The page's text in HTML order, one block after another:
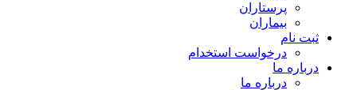
پرستاران
بيماران
ثبت نام
درخواست استخدام
درباره ما
درباره ما